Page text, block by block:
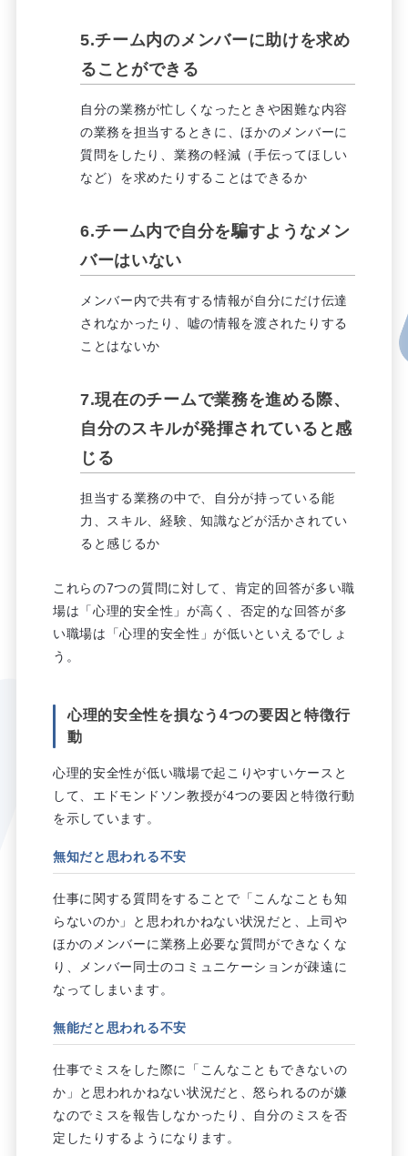
5.チーム内のメンバーに助けを求め
ることができる
自分の業務が忙しくなったときや困難な内容
の業務を担当するときに、ほかのメンバーに
質問をしたり、業務の軽減（手伝ってほしい
など）を求めたりすることはできるか
6.チーム内で自分を騙すようなメン
バーはいない
メンバー内で共有する情報が自分にだけ伝達
されなかったり、嘘の情報を渡されたりする
ことはないか
7.現在のチームで業務を進める際、
自分のスキルが発揮されていると感
じる
担当する業務の中で、自分が持っている能
力、スキル、経験、知識などが活かされてい
ると感じるか
これらの7つの質問に対して、肯定的回答が多い職
場は「心理的安全性」が高く、否定的な回答が多
い職場は「心理的安全性」が低いといえるでしょ
う。
心理的安全性を損なう4つの要因と特徴行
動
心理的安全性が低い職場で起こりやすいケースと
して、エドモンドソン教授が4つの要因と特徴行動
を示しています。
無知だと思われる不安
仕事に関する質問をすることで「こんなことも知
らないのか」と思われかねない状況だと、上司や
ほかのメンバーに業務上必要な質問ができなくな
り、メンバー同士のコミュニケーションが疎遠に
なってしまいます。
無能だと思われる不安
仕事でミスをした際に「こんなこともできないの
か」と思われかねない状況だと、怒られるのが嫌
なのでミスを報告しなかったり、自分のミスを否
定したりするようになります。